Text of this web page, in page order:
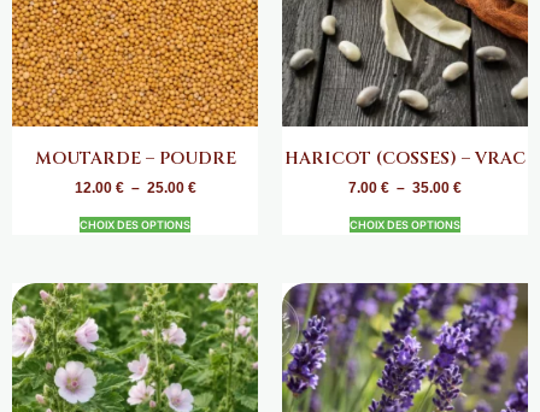
MOUTARDE – POUDRE
12.00 € – 25.00 €
CHOIX DES OPTIONS
HARICOT (COSSES) – VRAC
7.00 € – 35.00 €
CHOIX DES OPTIONS